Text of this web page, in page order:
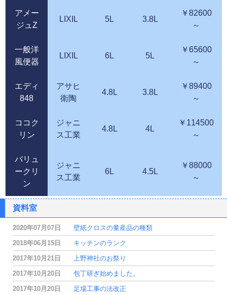
アメー
ジュZ
LIXIL 5L 3.8L
￥82600
～
一般洋
風便器
LIXIL 6L 5L
￥65600
～
エディ
848
アサヒ
衛陶
4.8L 3.8L
￥89400
～
ココク
リン
ジャニ
ス工業
4.8L 4L
￥114500
～
バリュ
ークリ
ン
ジャニ
ス工業
6L 4.5L
￥88000
～
資料室
2020年07月07日
壁紙クロスの量産品の種類
2018年06月15日
キッチンのランク
2017年10月21日
上野神社のお祭り
2017年10月20日
包丁研ぎ始めました。
2017年10月20日
足場工事の法改正